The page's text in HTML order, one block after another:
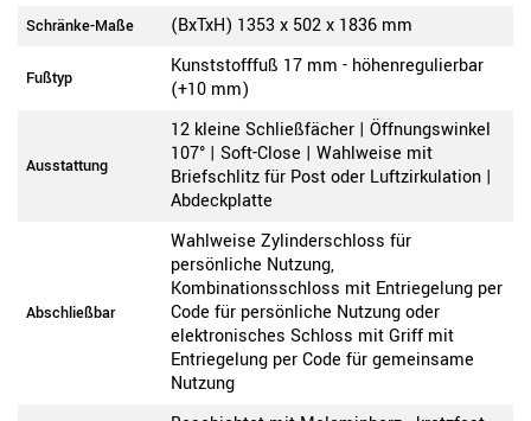
Schränke-Maße (BxTxH) 1353 x 502 x 1836 mm
Fußtyp
Kunststofffuß 17 mm - höhenregulierbar
(+10 mm)
Ausstattung
12 kleine Schließfächer | Öffnungswinkel
107° | Soft-Close | Wahlweise mit
Briefschlitz für Post oder Luftzirkulation |
Abdeckplatte
Abschließbar
Wahlweise Zylinderschloss für
persönliche Nutzung,
Kombinationsschloss mit Entriegelung per
Code für persönliche Nutzung oder
elektronisches Schloss mit Griff mit
Entriegelung per Code für gemeinsame
Nutzung